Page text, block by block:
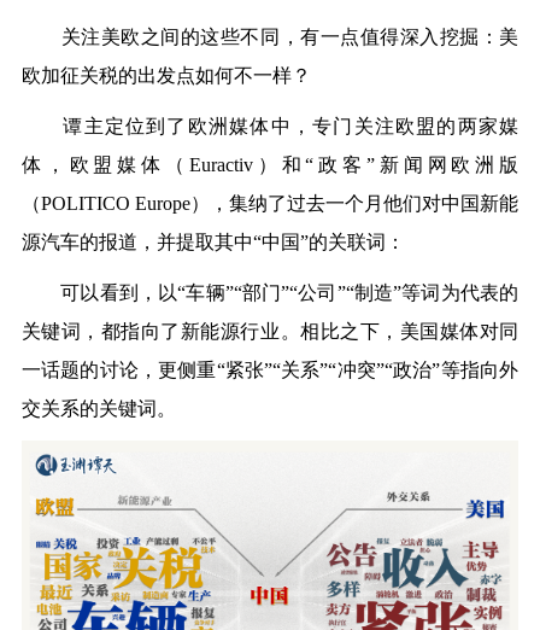
关注美欧之间的这些不同，有一点值得深入挖掘：美
欧加征关税的出发点如何不一样？
谭主定位到了欧洲媒体中，专门关注欧盟的两家媒
体，欧盟媒体（Euractiv）和“政客”新闻网欧洲版
（POLITICO Europe），集纳了过去一个月他们对中国新能
源汽车的报道，并提取其中“中国”的关联词：
可以看到，以“车辆”“部门”“公司”“制造”等词为代表的
关键词，都指向了新能源行业。相比之下，美国媒体对同
一话题的讨论，更侧重“紧张”“关系”“冲突”“政治”等指向外
交关系的关键词。